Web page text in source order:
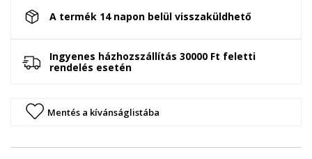
A termék 14 napon belül visszaküldhető
Ingyenes házhozszállítás 30000 Ft feletti
rendelés esetén
Mentés a kívánságlistába